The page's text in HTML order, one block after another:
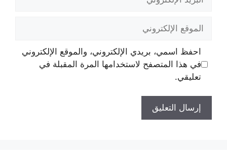
الإلكتروني
الإلكتروني
احفظ اسمي، بريدي الإلكتروني، والموقع الإلكتروني
في هذا المتصفح لاستخدامها المرة المقبلة في
تعليقي.